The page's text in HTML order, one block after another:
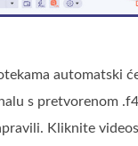
automatski
s pretvorenom
Kliknite